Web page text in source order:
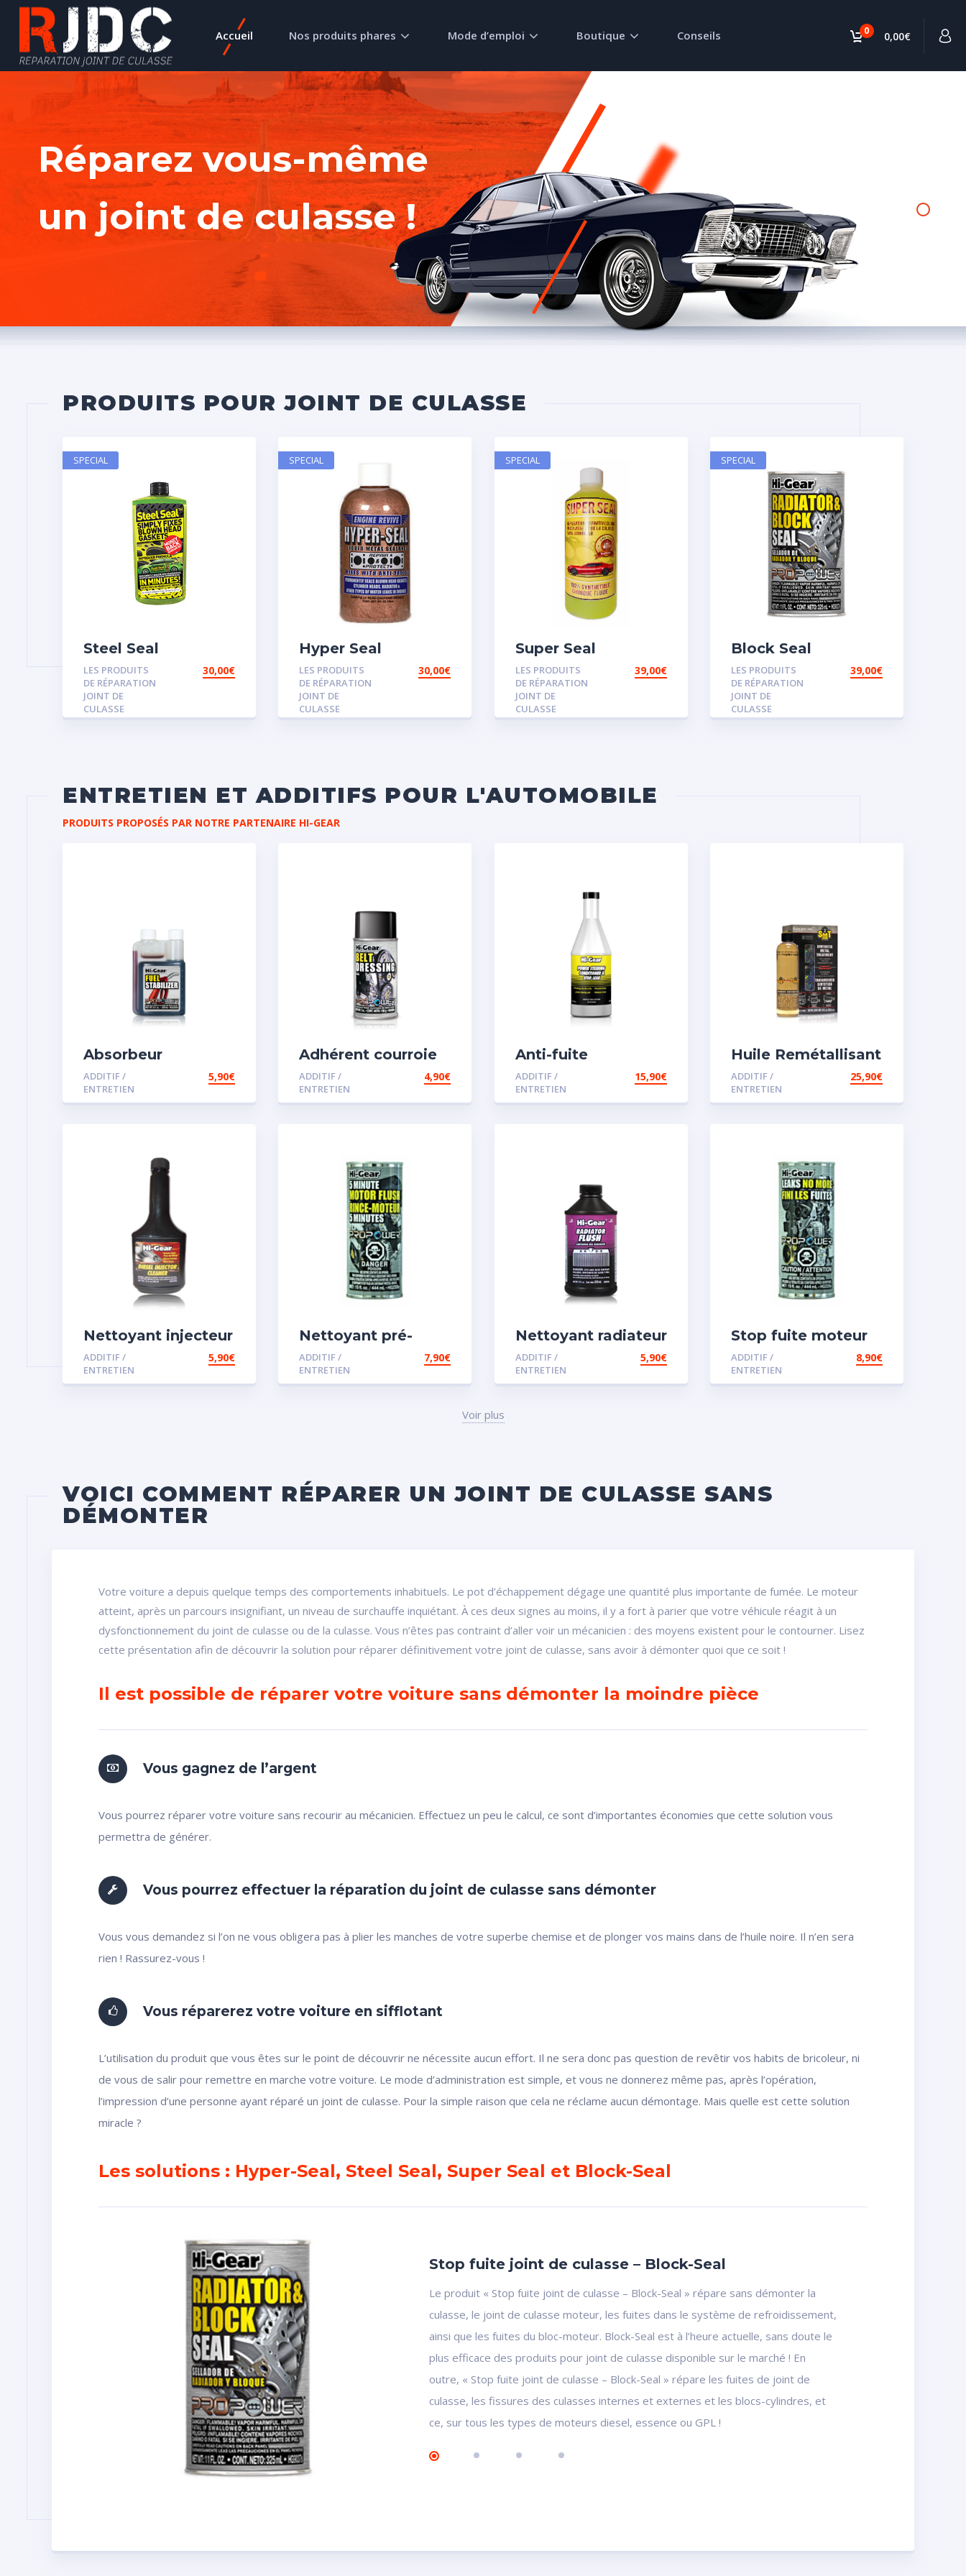
0 0,00€
Accueil Nos produits phares Mode d’emploi Boutique Conseils
Réparez vous-même
un joint de culasse !
PRODUITS POUR JOINT DE CULASSE
Steel Seal
LES PRODUITS
DE RÉPARATION
JOINT DE
CULASSE
30,00€
SPECIAL
Hyper Seal
LES PRODUITS
DE RÉPARATION
JOINT DE
CULASSE
30,00€
SPECIAL
Super Seal
LES PRODUITS
DE RÉPARATION
JOINT DE
CULASSE
39,00€
SPECIAL
Block Seal
LES PRODUITS
DE RÉPARATION
JOINT DE
CULASSE
39,00€
SPECIAL
ENTRETIEN ET ADDITIFS POUR L'AUTOMOBILE
PRODUITS PROPOSÉS PAR NOTRE PARTENAIRE HI-GEAR
Absorbeur
disperssant d’eau
pour carburant
ADDITIF /
ENTRETIEN
5,90€
Adhérent courroie
ADDITIF /
ENTRETIEN
4,90€
Anti-fuite
concentré pour
direction assistée
ADDITIF /
ENTRETIEN
15,90€
Huile Remétallisant
Moteur SMT2
ADDITIF /
ENTRETIEN
25,90€
Nettoyant injecteur
diesel
ADDITIF /
ENTRETIEN
5,90€
Nettoyant pré-
vidange
ADDITIF /
ENTRETIEN
7,90€
Nettoyant radiateur
ADDITIF /
ENTRETIEN
5,90€
Stop fuite moteur
ADDITIF /
ENTRETIEN
8,90€
Voir plus
VOICI COMMENT RÉPARER UN JOINT DE CULASSE SANS
DÉMONTER
Votre voiture a depuis quelque temps des comportements inhabituels. Le pot d’échappement dégage une quantité plus importante de fumée. Le moteur
atteint, après un parcours insignifiant, un niveau de surchauffe inquiétant. À ces deux signes au moins, il y a fort à parier que votre véhicule réagit à un
dysfonctionnement du joint de culasse ou de la culasse. Vous n’êtes pas contraint d’aller voir un mécanicien : des moyens existent pour le contourner. Lisez
cette présentation afin de découvrir la solution pour réparer définitivement votre joint de culasse, sans avoir à démonter quoi que ce soit !
Il est possible de réparer votre voiture sans démonter la moindre pièce
Vous gagnez de l’argent
Vous pourrez réparer votre voiture sans recourir au mécanicien. Effectuez un peu le calcul, ce sont d’importantes économies que cette solution vous
permettra de générer.
Vous pourrez effectuer la réparation du joint de culasse sans démonter
Vous vous demandez si l’on ne vous obligera pas à plier les manches de votre superbe chemise et de plonger vos mains dans de l’huile noire. Il n’en sera
rien ! Rassurez-vous !
Vous réparerez votre voiture en sifflotant
L’utilisation du produit que vous êtes sur le point de découvrir ne nécessite aucun effort. Il ne sera donc pas question de revêtir vos habits de bricoleur, ni
de vous de salir pour remettre en marche votre voiture. Le mode d’administration est simple, et vous ne donnerez même pas, après l’opération,
l’impression d’une personne ayant réparé un joint de culasse. Pour la simple raison que cela ne réclame aucun démontage. Mais quelle est cette solution
miracle ?
Les solutions : Hyper-Seal, Steel Seal, Super Seal et Block-Seal
Stop fuite joint de culasse – Block-Seal
Le produit « Stop fuite joint de culasse – Block-Seal » répare sans démonter la
culasse, le joint de culasse moteur, les fuites dans le système de refroidissement,
ainsi que les fuites du bloc-moteur. Block-Seal est à l’heure actuelle, sans doute le
plus efficace des produits pour joint de culasse disponible sur le marché ! En
outre, « Stop fuite joint de culasse – Block-Seal » répare les fuites de joint de
culasse, les fissures des culasses internes et externes et les blocs-cylindres, et
ce, sur tous les types de moteurs diesel, essence ou GPL !